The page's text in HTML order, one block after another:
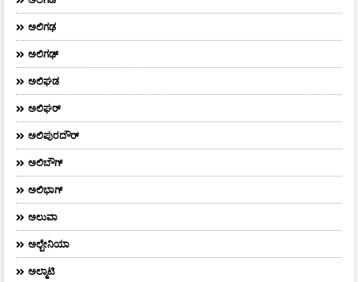
ಅಲಿಗಢ
ಅಲಿಗಢ್
ಅಲಿಘಡ
ಅಲಿಘರ್
ಅಲಿಪುರದೌರ್‌
ಅಲಿಬೌಗ್
ಅಲಿಭಾಗ್
ಅಲುವಾ
ಅಲ್ಬೇನಿಯಾ
ಅಲ್ಮಾಟಿ